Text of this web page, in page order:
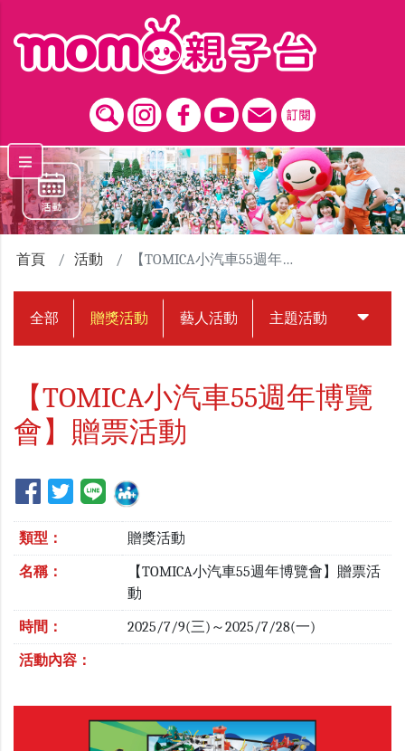
首頁 活動 【TOMICA小汽車55週年博覽會】贈票活動
全部 贈獎活動 藝人活動 主題活動 中獎名
【TOMICA小汽車55週年博覽
會】贈票活動
類型： 贈獎活動
名稱：
【TOMICA小汽車55週年博覽會】贈票活
動
時間： 2025/7/9(三)～2025/7/28(一)
活動內容：